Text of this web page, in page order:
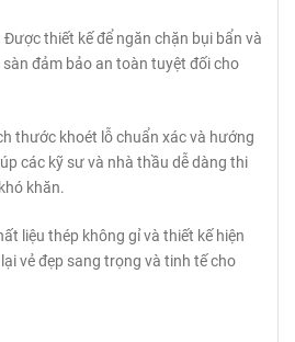
Được thiết kế để ngăn chặn bụi bẩn và
đảm bảo an toàn tuyệt đối cho
thước khoét lỗ chuẩn xác và hướng
các kỹ sư và nhà thầu dễ dàng thi
khăn.
liệu thép không gỉ và thiết kế hiện
vẻ đẹp sang trọng và tinh tế cho